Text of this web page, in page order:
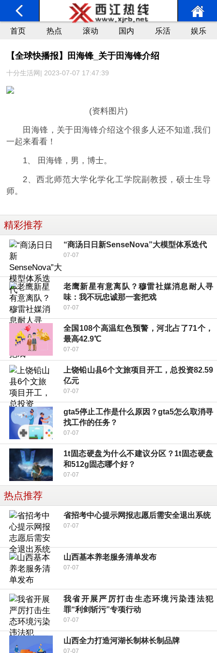
首页 热点 滚动 国内 乐活 娱乐
【全球快播报】田海锋_关于田海锋介绍
十分生活网| 2023-07-07 17:47:39
(资料图片)
田海锋，关于田海锋介绍这个很多人还不知道,我们
一起来看看！
1、 田海锋，男，博士。
2、西北师范大学化学化工学院副教授，硕士生导
师。
精彩推荐
“商汤日日新SenseNova”大模型体系迭代
07-07
老鹰新星有意离队？穆雷社媒消息耐人寻
味：我不玩忠诚那一套把戏
07-07
全国108个高温红色预警，河北占了71个，
最高42.9℃
07-07
上饶铅山县6个文旅项目开工，总投资82.59
亿元
07-07
gta5停止工作是什么原因？gta5怎么取消寻
找工作的任务？
07-07
1t固态硬盘为什么不建议分区？1t固态硬盘
和512g固态哪个好？
07-07
热点推荐
省招考中心提示网报志愿后需安全退出系统
07-07
山西基本养老服务清单发布
07-07
我省开展严厉打击生态环境污染违法犯
罪“利剑斩污”专项行动
07-07
山西全力打造河湖长制林长制品牌
07-07